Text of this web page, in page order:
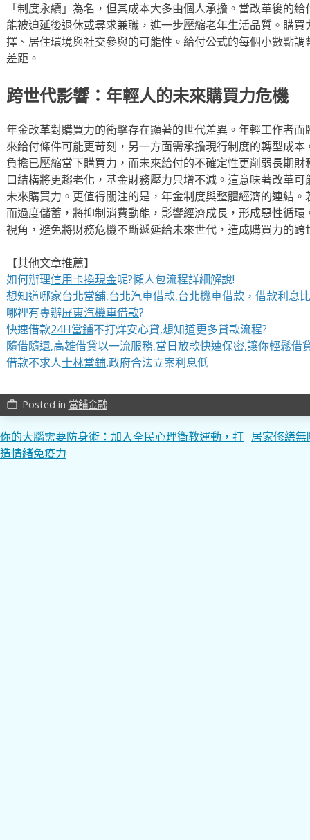
「制度永續」為名，但其成本大多由個人承擔。當改革後的
能被迫延後退休或尋求兼職，進一步壓縮老年生活品質。購
擇、居住環境與社交參與的可能性。給付公式的每個小數點
差距。
跨世代影響：年輕人的未來購買力危機
年金改革對購買力的衝擊存在顯著的世代差異。年輕工作者
來給付條件可能更苛刻，另一方面需承擔現行制度的轉型成
負擔已壓縮當下購買力，而未來給付的不確定性更削弱長期
口結構將更趨老化，基金財務壓力只增不減。這意味著改革
未來購買力。更值得關注的是，年金制度與整體經濟的連結
而過度儲蓄，將抑制消費動能，影響經濟成長，形成惡性循
視角，避免將財務危機不斷遞延給未來世代，造成購買力的跨
【其他文章推薦】
如何辦理信用卡換現金呢?懶人包流程詳細解說!
想知道哪家台北當舖,台北汽車借款,台北機車借款，借款利息
哪裡有專辦屏東汽機車借款?
快速借款24H當鋪不打烊安心貸,想知道更多貸款流程?
隨借隨還,高雄借貸以一流服務,當日放款快速保密,讓你輕鬆借
借款不求人士林當鋪,政府合法立案利息低
work_outline Posted in 當舖金融
文
章
你的大腦需要防身術：加入全民心理衛教運動，打
造情緒免疫力
居家修繕